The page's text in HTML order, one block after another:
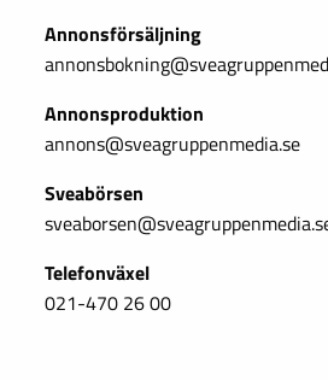
Annonsförsäljning
Annonsproduktion
annons@sveagruppenmedia.se
Sveabörsen
Telefonväxel
021-470 26 00